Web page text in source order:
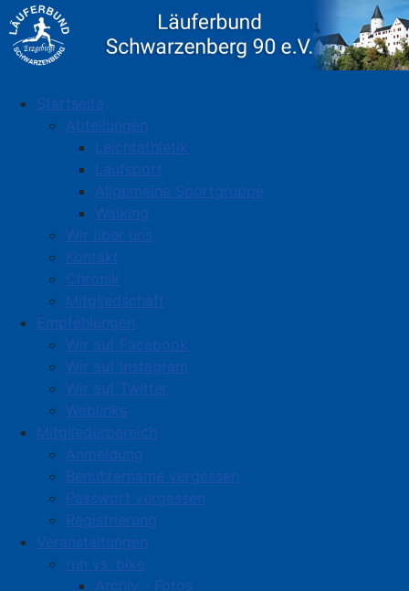
Startseite
Abteilungen
Leichtathletik
Laufsport
Allgemeine Sportgruppe
Walking
Wir über uns
Kontakt
Chronik
Mitgliedschaft
Empfehlungen
Wir auf Facebook
Wir auf Instagram
Wir auf Twitter
Weblinks
Mitgliederbereich
Anmeldung
Benutzername vergessen
Passwort vergessen
Registrierung
Veranstaltungen
run vs. bike
Archiv - Fotos